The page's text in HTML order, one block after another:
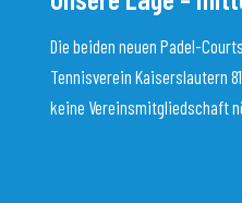
Die beiden neuen Padel-
Tennisverein Kaiserslautern
keine Vereinsmitgliedschaft